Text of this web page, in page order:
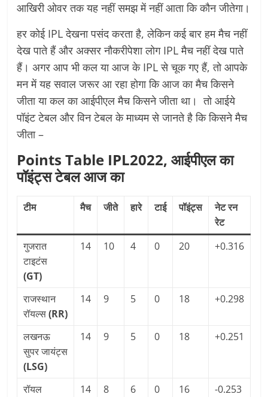
आखिरी ओवर तक यह नहीं समझ में नहीं आता कि कौन जीतेगा।
हर कोई IPL देखना पसंद करता है, लेकिन कई बार हम मैच नहीं
देख पाते हैं और अक्सर नौकरीपेशा लोग IPL मैच नहीं देख पाते
हैं। अगर आप भी कल या आज के IPL से चूक गए हैं, तो आपके
मन में यह सवाल जरूर आ रहा होगा कि आज का मैच किसने
जीता या कल का आईपीएल मैच किसने जीता था। तो आईये
पॉइंट टेबल और विन टेबल के माध्यम से जानते है कि किसने मैच
जीता –
Points Table IPL2022, आईपीएल का
पॉइंट्स टेबल आज का
टीम मैच जीते हारे टाई पॉइंट्स
नेट रन
रेट
गुजरात
टाइटंस
(GT)
14 10 4 0 20 +0.316
राजस्थान
रॉयल्स(RR)
14 9 5 0 18 +0.298
लखनऊ
सुपर जायंट्स
(LSG)
14 9 5 0 18 +0.251
रॉयल
14 8 6 0 16 -0.253